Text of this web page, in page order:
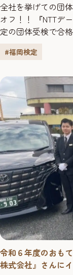
全社を挙げての団
オフ！！ 『NTTデ
定の団体受検で合
します！ 福岡検定
#福岡検定
令和６年度のおも
株式会社』さんに